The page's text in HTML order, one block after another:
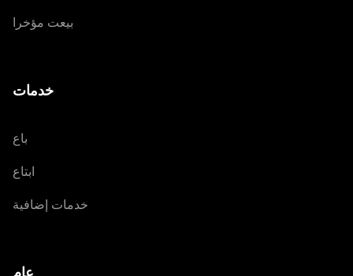
بيعت مؤخرا
خدمات
باع
ابتاع
خدمات إضافية